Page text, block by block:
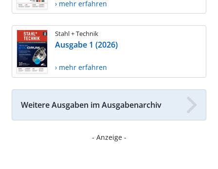
› mehr erfahren
Stahl + Technik
Ausgabe 1 (2026)
› mehr erfahren
Weitere Ausgaben im Ausgabenarchiv
- Anzeige -